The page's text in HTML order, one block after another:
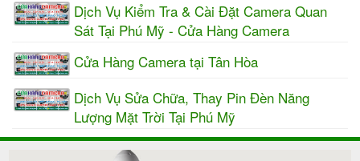
Dịch Vụ Kiểm Tra & Cài Đặt Camera Quan
Sát Tại Phú Mỹ - Cửa Hàng Camera
Cửa Hàng Camera tại Tân Hòa
Dịch Vụ Sửa Chữa, Thay Pin Đèn Năng
Lượng Mặt Trời Tại Phú Mỹ